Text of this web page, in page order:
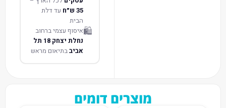
35 ש״ח
עד דלת
הבית
🛍️איסוף עצמי ברחוב
נחלת יצחק 18 תל
אביבבתיאום מראש
מוצרים דומים